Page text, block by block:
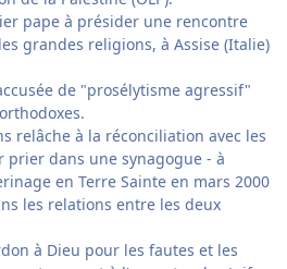
pape à présider une rencontre
grandes religions, à Assise (Italie)
de "prosélytisme agressif"
relâche à la réconciliation avec les
prier dans une synagogue - à
en Terre Sainte en mars 2000
les relations entre les deux
à Dieu pour les fautes et les